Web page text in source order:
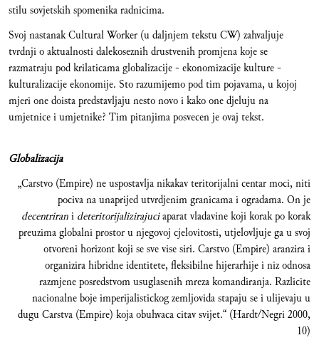
stilu sovjetskih spomenika radnicima.
Svoj nastanak Cultural Worker (u daljnjem tekstu CW) zahvaljuje
tvrdnji o aktualnosti dalekoseznih drustvenih promjena koje se
razmatraju pod krilaticama globalizacije - ekonomizacije kulture -
kulturalizacije ekonomije. Sto razumijemo pod tim pojavama, u kojoj
mjeri one doista predstavljaju nesto novo i kako one djeluju na
umjetnice i umjetnike? Tim pitanjima posvecen je ovaj tekst.
Globalizacija
„Carstvo (Empire) ne uspostavlja nikakav teritorijalni centar moci, niti
pociva na unaprijed utvrdjenim granicama i ogradama. On je
decentrirani deteritorijalizirajuciaparat vladavine koji korak po korak
preuzima globalni prostor u njegovoj cjelovitosti, utjelovljuje ga u svoj
otvoreni horizont koji se sve vise siri. Carstvo (Empire) aranzira i
organizira hibridne identitete, fleksibilne hijerarhije i niz odnosa
razmjene posredstvom usuglasenih mreza komandiranja. Razlicite
nacionalne boje imperijalistickog zemljovida stapaju se i ulijevaju u
dugu Carstva (Empire) koja obuhvaca citav svijet.“ (Hardt/Negri 2000,
10)